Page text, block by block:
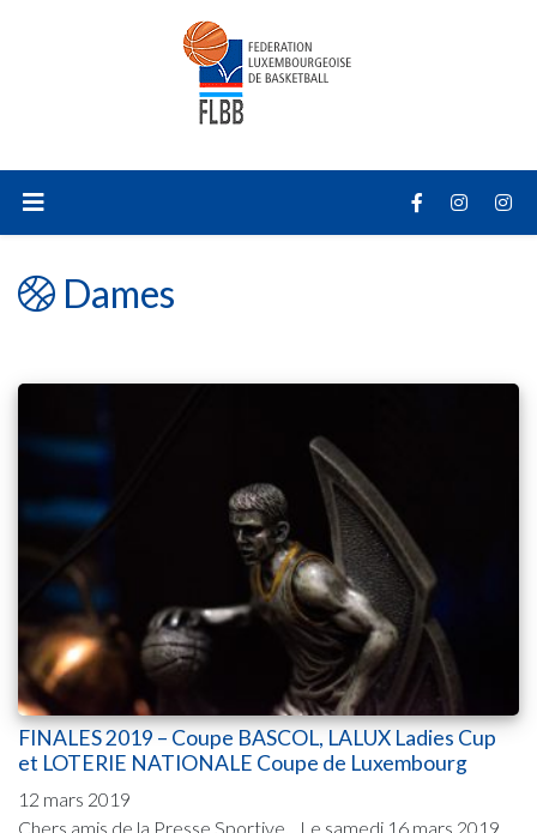
Dames
FINALES 2019 – Coupe BASCOL, LALUX Ladies Cup
et LOTERIE NATIONALE Coupe de Luxembourg
12 mars 2019
Chers amis de la Presse Sportive, Le samedi 16 mars 2019